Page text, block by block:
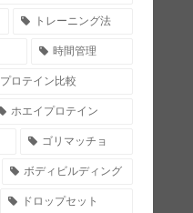
トレーニング法
時間管理
プロテイン比較
ホエイプロテイン
ゴリマッチョ
ボディビルディング
ドロップセット